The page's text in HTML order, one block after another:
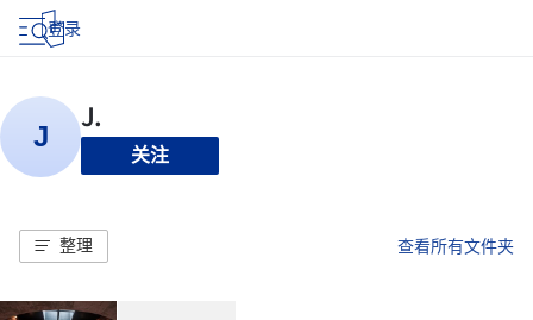
登录
关注
整理 查看所有文件夹